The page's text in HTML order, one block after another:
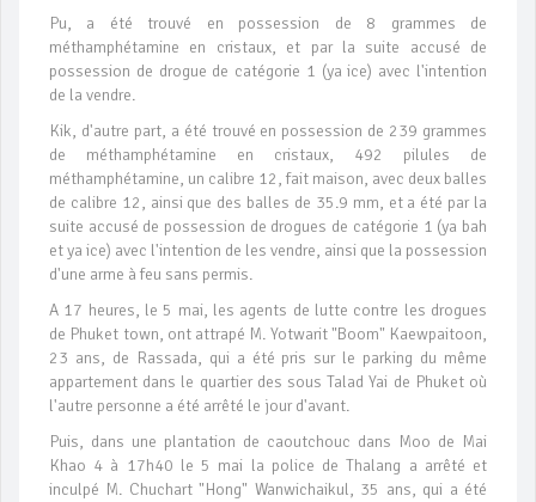
Pu, a été trouvé en possession de 8 grammes de
méthamphétamine en cristaux, et par la suite accusé de
possession de drogue de catégorie 1 (ya ice) avec l'intention
de la vendre.
Kik, d'autre part, a été trouvé en possession de 239 grammes
de méthamphétamine en cristaux, 492 pilules de
méthamphétamine, un calibre 12, fait maison, avec deux balles
de calibre 12, ainsi que des balles de 35.9 mm, et a été par la
suite accusé de possession de drogues de catégorie 1 (ya bah
et ya ice) avec l'intention de les vendre, ainsi que la possession
d'une arme à feu sans permis.
A 17 heures, le 5 mai, les agents de lutte contre les drogues
de Phuket town, ont attrapé M. Yotwarit "Boom" Kaewpaitoon,
23 ans, de Rassada, qui a été pris sur le parking du même
appartement dans le quartier des sous Talad Yai de Phuket où
l'autre personne a été arrêté le jour d'avant.
Puis, dans une plantation de caoutchouc dans Moo de Mai
Khao 4 à 17h40 le 5 mai la police de Thalang a arrêté et
inculpé M. Chuchart "Hong" Wanwichaikul, 35 ans, qui a été